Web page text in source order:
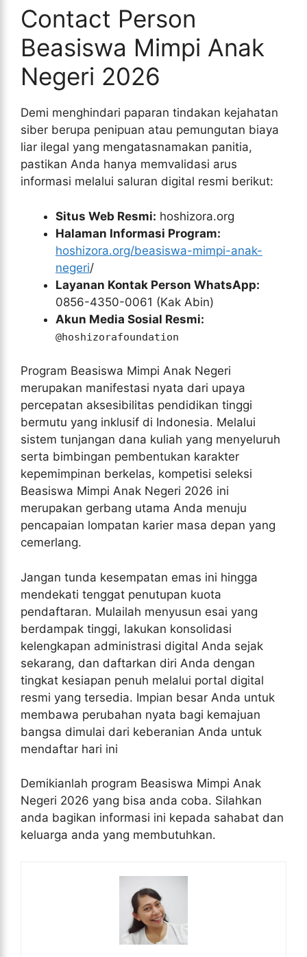
Contact Person
Beasiswa Mimpi Anak
Negeri 2026
Demi menghindari paparan tindakan kejahatan
siber berupa penipuan atau pemungutan biaya
liar ilegal yang mengatasnamakan panitia,
pastikan Anda hanya memvalidasi arus
informasi melalui saluran digital resmi berikut:
Situs Web Resmi: hoshizora.org
Halaman Informasi Program:
hoshizora.org/beasiswa-mimpi-anak-
negeri/
Layanan Kontak Person WhatsApp:
0856-4350-0061 (Kak Abin)
Akun Media Sosial Resmi:
@hoshizorafoundation
Program Beasiswa Mimpi Anak Negeri
merupakan manifestasi nyata dari upaya
percepatan aksesibilitas pendidikan tinggi
bermutu yang inklusif di Indonesia. Melalui
sistem tunjangan dana kuliah yang menyeluruh
serta bimbingan pembentukan karakter
kepemimpinan berkelas, kompetisi seleksi
Beasiswa Mimpi Anak Negeri 2026 ini
merupakan gerbang utama Anda menuju
pencapaian lompatan karier masa depan yang
cemerlang.
Jangan tunda kesempatan emas ini hingga
mendekati tenggat penutupan kuota
pendaftaran. Mulailah menyusun esai yang
berdampak tinggi, lakukan konsolidasi
kelengkapan administrasi digital Anda sejak
sekarang, dan daftarkan diri Anda dengan
tingkat kesiapan penuh melalui portal digital
resmi yang tersedia. Impian besar Anda untuk
membawa perubahan nyata bagi kemajuan
bangsa dimulai dari keberanian Anda untuk
mendaftar hari ini
Demikianlah program Beasiswa Mimpi Anak
Negeri 2026 yang bisa anda coba. Silahkan
anda bagikan informasi ini kepada sahabat dan
keluarga anda yang membutuhkan.